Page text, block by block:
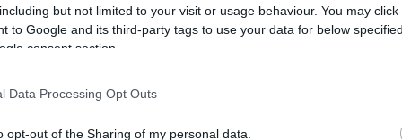
but not limited to your visit or usage behaviour. You may
to Google and its third-party tags to use your data for below
consent section.
Data Processing Opt Outs
opt-out of the Sharing of my personal data.
ki a veszprémi Mikulás Rally pályáinak
még a buliverseny reggelén is havazott,
a pályákat, ami miatt rengeteg defekt, vagy egyéb